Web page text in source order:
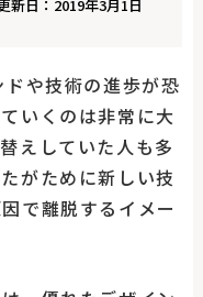
新日：2019年3月1日
や技術の進歩が恐
いくのは非常に大
えしていた人も多
がために新しい技
で離脱するイメー